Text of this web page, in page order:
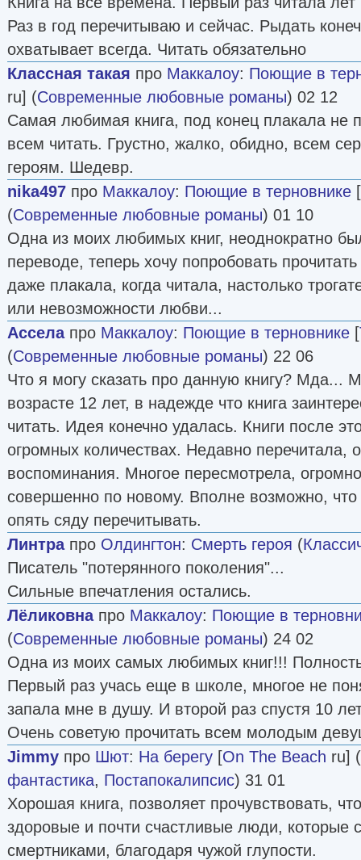
Раз в год перечитываю и сейчас. Рыдать
охватывает всегда. Читать обязательно
Классная такая про Маккалоу: Поющие в
ru] (Современные любовные романы) 02 12
Самая любимая книга, под конец плакала не
всем читать. Грустно, жалко, обидно, всем
героям. Шедевр.
nika497 про Маккалоу: Поющие в терновнике [
(Современные любовные романы) 01 10
Одна из моих любимых книг, неоднократно
переводе, теперь хочу попробовать
даже плакала, когда читала, настолько
или невозможности любви...
Асселапро Маккалоу: Поющие в терновнике [
(Современные любовные романы) 22 06
Что я могу сказать про данную книгу? Мда...
возрасте 12 лет, в надежде что книга
читать. Идея конечно удалась. Книги после
огромных количествах. Недавно перечитала,
воспоминания. Многое пересмотрела,
совершенно по новому. Вполне возможно,
опять сяду перечитывать.
Линтрапро Олдингтон: Смерть героя (
Писатель "потерянного поколения"...
Сильные впечатления остались.
Лёликовнапро Маккалоу: Поющие в
(Современные любовные романы) 24 02
Одна из моих самых любимых книг!!!
Первый раз учась еще в школе, многое не
запала мне в душу. И второй раз спустя 10
Очень советую прочитать всем молодым
Jimmy про Шют: На берегу [On The Beach ru] (
фантастика, Постапокалипсис) 31 01
Хорошая книга, позволяет прочувствовать,
здоровые и почти счастливые люди, которые
смертниками, благодаря чужой глупости.